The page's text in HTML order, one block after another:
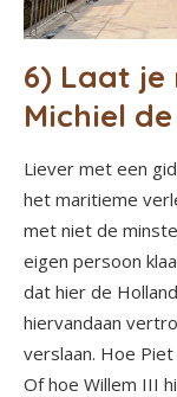
6) Laat
Michiel
Liever met een
het maritieme
met niet de
eigen persoon
dat hier de
hiervandaan
verslaan. Hoe
Of hoe Willem III